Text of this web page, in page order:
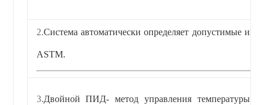
2.Система автоматически определяет допустимые
ASTM.
3.Двойной ПИД- метод управления температуры